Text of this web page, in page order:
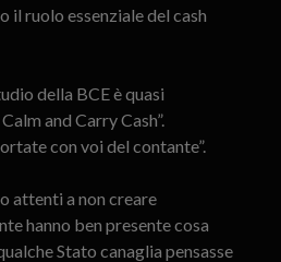
il ruolo essenziale del cash
della BCE è quasi
and Carry Cash”.
con voi del contante”.
attenti a non creare
hanno ben presente cosa
Stato canaglia pensasse